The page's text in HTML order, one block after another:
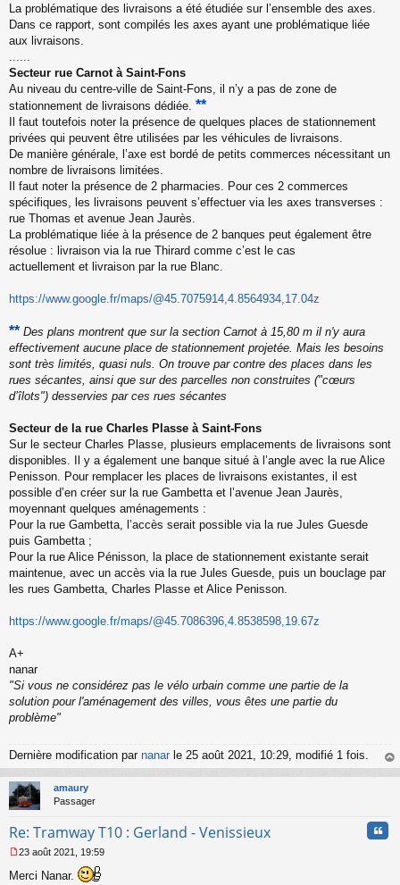
u
La problématique des livraisons a été étudiée sur l’ensemble des axes.
Dans ce rapport, sont compilés les axes ayant une problématique liée
aux livraisons.
Secteur rue Carnot à Saint-Fons
Au niveau du centre-ville de Saint-Fons, il n’y a pas de zone de
stationnement de livraisons dédiée. **
Il faut toutefois noter la présence de quelques places de stationnement
privées qui peuvent être utilisées par les véhicules de livraisons.
De manière générale, l’axe est bordé de petits commerces nécessitant un
nombre de livraisons limitées.
Il faut noter la présence de 2 pharmacies. Pour ces 2 commerces
spécifiques, les livraisons peuvent s’effectuer via les axes transverses :
rue Thomas et avenue Jean Jaurès.
La problématique liée à la présence de 2 banques peut également être
résolue : livraison via la rue Thirard comme c’est le cas
actuellement et livraison par la rue Blanc.
https://www.google.fr/maps/@45.7075914,4.8564934,17.04z
** Des plans montrent que sur la section Carnot à 15,80 m il n'y aura
effectivement aucune place de stationnement projetée. Mais les besoins
sont très limités, quasi nuls. On trouve par contre des places dans les
rues sécantes, ainsi que sur des parcelles non construites ("cœurs
d’îlots") desservies par ces rues sécantes
Secteur de la rue Charles Plasse à Saint-Fons
Sur le secteur Charles Plasse, plusieurs emplacements de livraisons sont
disponibles. Il y a également une banque situé à l’angle avec la rue Alice
Penisson. Pour remplacer les places de livraisons existantes, il est
possible d’en créer sur la rue Gambetta et l’avenue Jean Jaurès,
moyennant quelques aménagements :
Pour la rue Gambetta, l’accès serait possible via la rue Jules Guesde
puis Gambetta ;
Pour la rue Alice Pénisson, la place de stationnement existante serait
maintenue, avec un accès via la rue Jules Guesde, puis un bouclage par
les rues Gambetta, Charles Plasse et Alice Penisson.
https://www.google.fr/maps/@45.7086396,4.8538598,19.67z
A+
nanar
"Si vous ne considérez pas le vélo urbain comme une partie de la
solution pour l'aménagement des villes, vous êtes une partie du
problème"
Dernière modification par nanar le 25 août 2021, 10:29, modifié 1 fois.
au
amaury
Passager
Re: Tramway T10 : Gerland - Venissieux
e
23 août 2021, 19:59
Merci Nanar.